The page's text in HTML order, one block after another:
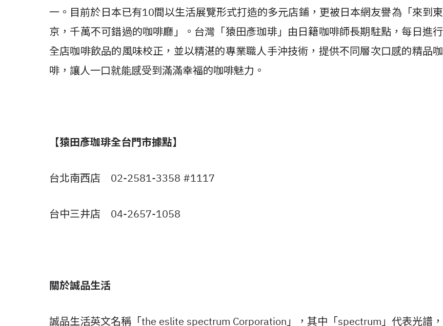
一。目前於日本已有10間以生活展覽形式打造的多元店鋪，更被日本網友譽為「來到東
京，千萬不可錯過的咖啡廳」。台灣「猿田彥珈琲」由日籍咖啡師長期駐點，每日進行
全店咖啡飲品的風味校正，並以精湛的專業職人手沖技術，提供不同層次口感的精品咖
啡，讓人一口就能感受到滿滿幸福的咖啡魅力。
【猿田彥珈琲全台門市據點】
台北南西店 02-2581-3358 #1117
台中三井店 04-2657-1058
關於誠品生活
誠品生活英文名稱「the eslite spectrum Corporation」，其中「spectrum」代表光譜，